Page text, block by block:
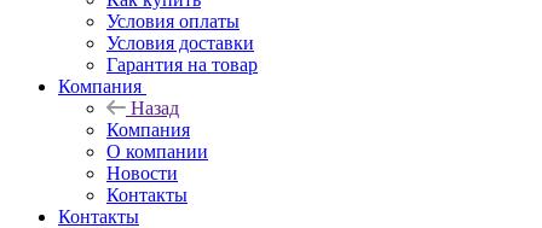
Условия оплаты
Условия доставки
Гарантия на товар
Компания
Назад
Компания
О компании
Новости
Контакты
Контакты